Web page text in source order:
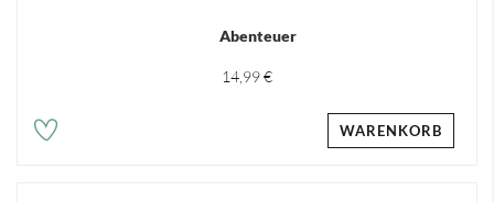
Abenteuer
14,99 €
WARENKORB